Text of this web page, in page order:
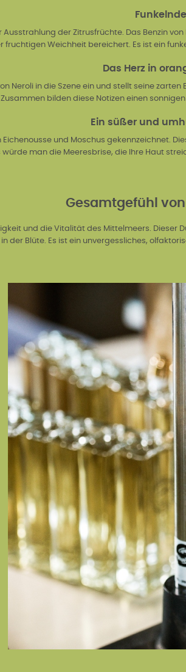
der Zitrusfrüchte. Das Benzin
fruchtigen Weichheit bereichert. Es ist ein
Das Herz in
Neroli in die Szene ein und stellt seine
bilden diese Notizen einen
Ein süßer und
und Moschus gekennzeichnet.
würde man die Meeresbrise, die Ihre Haut
Gesamtgefühl
und die Vitalität des Mittelmeers. Dieser
der Blüte. Es ist ein unvergessliches,